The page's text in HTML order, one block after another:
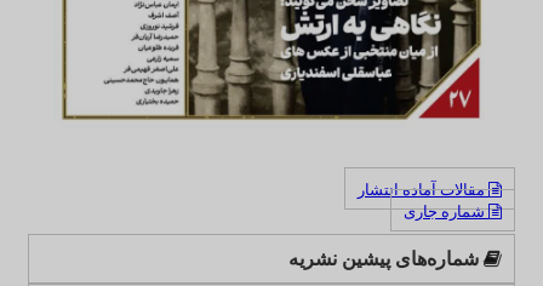
مقالات آماده انتشار
شماره جاری
شماره‌های پیشین نشریه